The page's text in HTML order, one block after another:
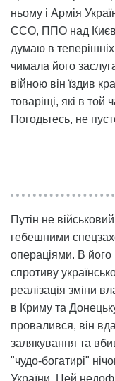
ньому і Армія
ССО, ППО над
думаю в
чимала його
війною він їздив
товаріщі, які в той
Погодьтесь, не
Путін не
гебешними
операціями. В його
спротиву
реалізація зміни
в Криму та
провалився, він
залякування та
"чудо-богатирі"
України. Цей